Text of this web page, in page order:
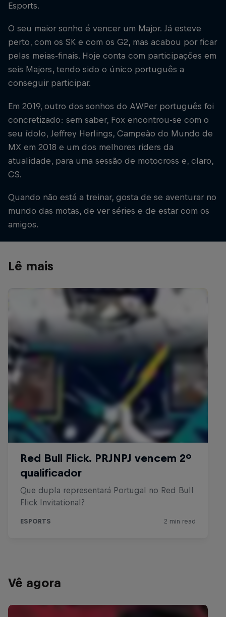
Esports.
O seu maior sonho é vencer um Major. Já esteve
perto, com os SK e com os G2, mas acabou por ficar
pelas meias-finais. Hoje conta com participações em
seis Majors, tendo sido o único português a
conseguir participar.
Em 2019, outro dos sonhos do AWPer português foi
concretizado: sem saber, Fox encontrou-se com o
seu ídolo, Jeffrey Herlings, Campeão do Mundo de
MX em 2018 e um dos melhores riders da
atualidade, para uma sessão de motocross e, claro,
CS.
Quando não está a treinar, gosta de se aventurar no
mundo das motas, de ver séries e de estar com os
amigos.
Lê mais
Vê agora